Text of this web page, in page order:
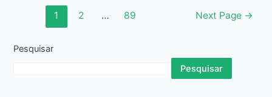
a
1 2 … 89 Next Page →
Pesquisar
Pesquisar